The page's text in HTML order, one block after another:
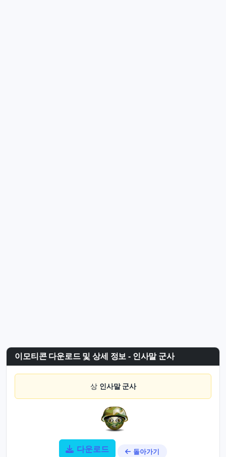
이모티콘 다운로드 및 상세 정보 - 인사말 군사
상 인사말 군사
다운로드 돌아가기